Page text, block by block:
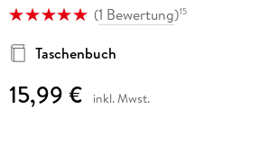
(1 Bewertung)15
Taschenbuch
15,99 € inkl. Mwst.